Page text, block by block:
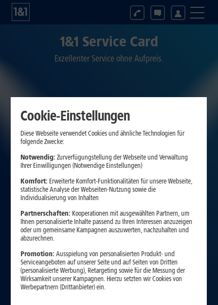
1&1 Service Card
Exzellenter Service ohne Aufpreis.
Cookie-Einstellungen
Diese Webseite verwendet Cookies und ähnliche Technologien für
folgende Zwecke:
Notwendig: Zurverfügungstellung der Webseite und Verwaltung
Ihrer Einwilligungen (Notwendige Einstellungen)
Komfort: Erweiterte Komfort-Funktionalitäten für unsere Webseite,
statistische Analyse der Webseiten-Nutzung sowie die
Individualisierung von Inhalten
Partnerschaften: Kooperationen mit ausgewählten Partnern, um
Ihnen personalisierte Inhalte passend zu Ihren Interessen anzuzeigen
oder um gemeinsame Kampagnen auszuwerten, nachzuhalten und
abzurechnen.
Promotion:Ausspielung von personalisierten Produkt- und
Serviceangeboten auf unserer Seite und auf Seiten von Dritten
(personalisierte Werbung), Retargeting sowie für die Messung der
Wirksamkeit unserer Kampagnen. Hierzu setzten wir Cookies von
Werbepartnern (Drittanbieter) ein.